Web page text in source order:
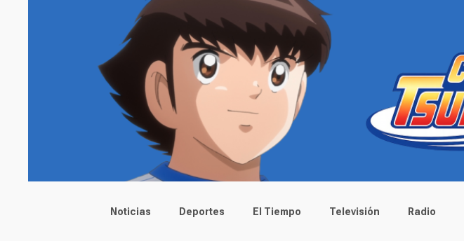
Main menu
Noticias Deportes El Tiempo Televisión Radio